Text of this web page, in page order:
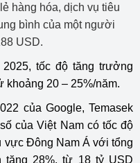
hàng hóa, dịch vụ tiêu
bình của một người
USD.
tốc độ tăng trưởng
khoảng 20 – 25%/năm.
của Google, Temasek
của Việt Nam có tốc độ
vực Đông Nam Á với tổng
tăng 28%, từ 18 tỷ USD